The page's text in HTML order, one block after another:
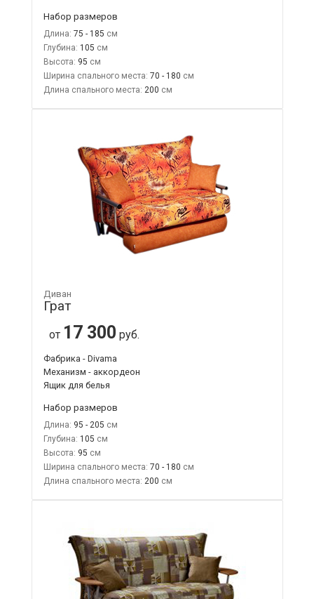
Набор размеров
Длина: 75 - 185
Глубина: 105
Высота: 95
Ширина спального места: 70 - 180
Длина спального места: 200
Диван
Грат
от 17 300 руб.
Фабрика - Divama
Механизм - аккордеон
Ящик для белья
Набор размеров
Длина: 95 - 205
Глубина: 105
Высота: 95
Ширина спального места: 70 - 180
Длина спального места: 200